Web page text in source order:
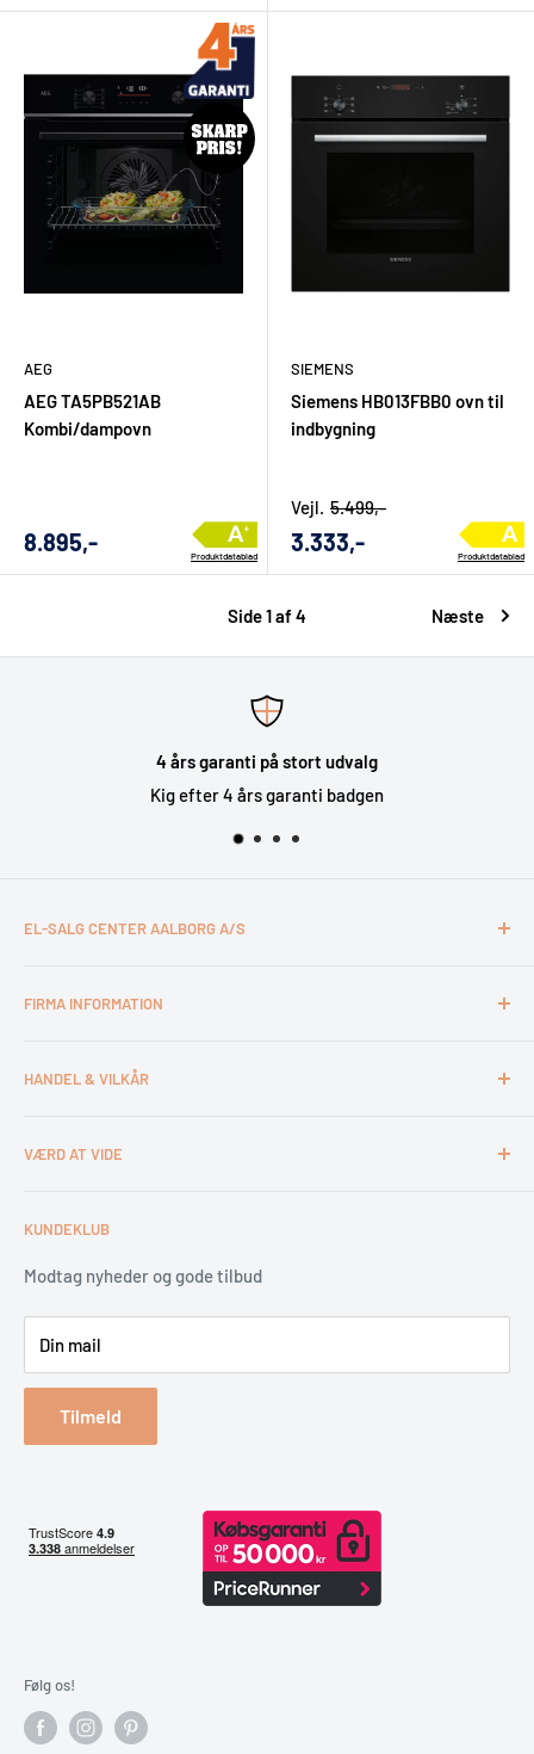
AEG
AEG TA5PB521AB
Kombi/dampovn
Udsalgs
8.895,- Produktdatablad
SIEMENS
Siemens HB013FBB0 ovn til
indbygning
Udsalgs
3.333,-
Vejl. 5.499,-
Produktdatablad
Side 1 af 4 Næste
4 års garanti på stort udvalg
Kig efter 4 års garanti badgen
EL-SALG CENTER AALBORG A/S
Otto Mønsteds Vej 6
Tlf. 98180011
FIRMA INFORMATION
Medarbejdere
Kundeklub
HANDEL & VILKÅR
Handelsbetingelser
Garantiservice
Erhverv & Byggeri
VÆRD AT VIDE
Montering
Betaling
Reklamation & retur
Bestil returlabel
KUNDEKLUB
Modtag nyheder og gode tilbud
Din mail
Tilmeld
Følg os!